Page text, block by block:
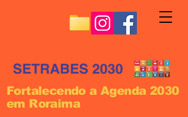
Fortalecendo a Agenda 2030
em Roraima